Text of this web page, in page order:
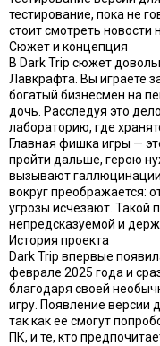
тестирование, пока не
стоит смотреть
Сюжет и концепция
В Dark Trip сюжет
Лавкрафта. Вы играете
богатый бизнесмен на
дочь. Расследуя это
лабораторию, где
Главная фишка игры —
пройти дальше, герою
вызывают
вокруг преображается:
угрозы исчезают. Такой
непредсказуемой и
История проекта
Dark Trip впервые
феврале 2025 года и
благодаря своей
игру. Появление версии
так как её смогут
ПК, и те, кто